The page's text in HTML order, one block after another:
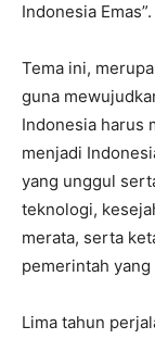
Indonesia Emas”.
Tema ini,
guna
Indonesia harus
menjadi
yang unggul
teknologi,
merata, serta
pemerintah
Lima tahun